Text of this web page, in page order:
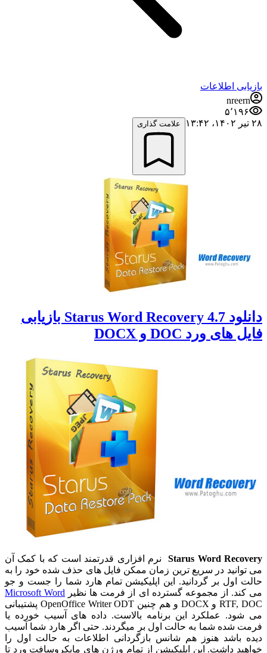
بازیابی اطلاعات
nreern
۵٬۱۹۶
۲۸ تیر ۱۴۰۲،‏ ۱۳:۴۲
علامت گذاری
دانلود Starus Word Recovery 4.7 بازیابی
فایل های ورد DOC و DOCX
Starus Word Recoveryنرم افزاری قدرتمند است که با کمک آن
می توانید در سریع ترین زمان ممکن فایل های حذف شده خود را به
حالت اول بر گردانید. این اپلیکیشن تمام هارد شما را جست و جو
می کند. از مجموعه گسترده ای از فرمت ها نظیر Microsoft Word
RTF, DOC و DOCX و هم چنین OpenOffice Writer ODT پشتیبانی
می شود. عملکرد این برنامه بالاست. داده های آسیب خورده یا
فرمت شده شما به حالت اول بر میگردند. حتی اگر هارد شما آسیب
دیده باشد هنوز هم شانس بازگردانی اطلاعات به حالت اول را
خواهید داشت. این اپلیکیشن از تمام ورژن های مایکروسافت ورد تا